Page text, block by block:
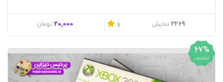
2269 نمایش 1
20,000 تومان
67%
تخفیف